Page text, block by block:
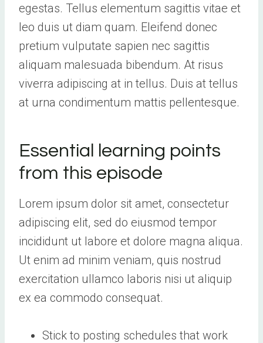
egestas. Tellus elementum sagittis vitae et
leo duis ut diam quam. Eleifend donec
pretium vulputate sapien nec sagittis
aliquam malesuada bibendum. At risus
viverra adipiscing at in tellus. Duis at tellus
at urna condimentum mattis pellentesque.
Essential learning points
from this episode
Lorem ipsum dolor sit amet, consectetur
adipiscing elit, sed do eiusmod tempor
incididunt ut labore et dolore magna aliqua.
Ut enim ad minim veniam, quis nostrud
exercitation ullamco laboris nisi ut aliquip
ex ea commodo consequat.
Stick to posting schedules that work